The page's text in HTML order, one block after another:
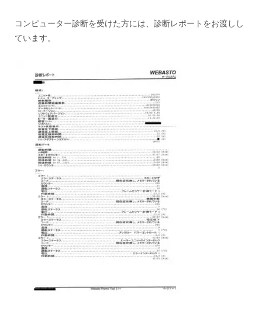
コンピューター診断を受けた方には、診断レポートをお渡しし
ています。